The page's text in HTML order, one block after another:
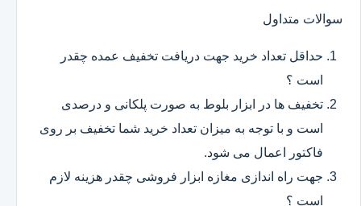
سوالات متداول
حداقل تعداد خرید جهت دریافت تخفیف عمده چقدر
است ؟
تخفیف ها در ابزار بلوط به صورت پلکانی و درصدی
است و با توجه به میزان تعداد خرید شما تخفیف بر روی
فاکتور اعمال می شود.
جهت راه اندازی مغازه ابزار فروشی چقدر هزینه لازم
است ؟